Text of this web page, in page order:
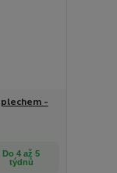
-
Do 4 až 5
týdnů